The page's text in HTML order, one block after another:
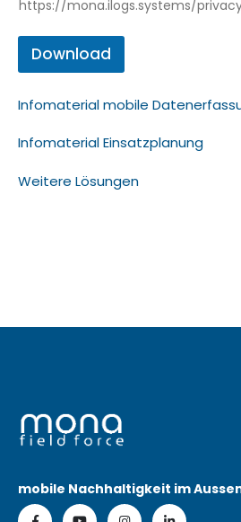
https://mona.ilogs.systems/
Download
Infomaterial mobile
Infomaterial Einsatzplanung
Weitere Lösungen
mobile Nachhaltigkeit im